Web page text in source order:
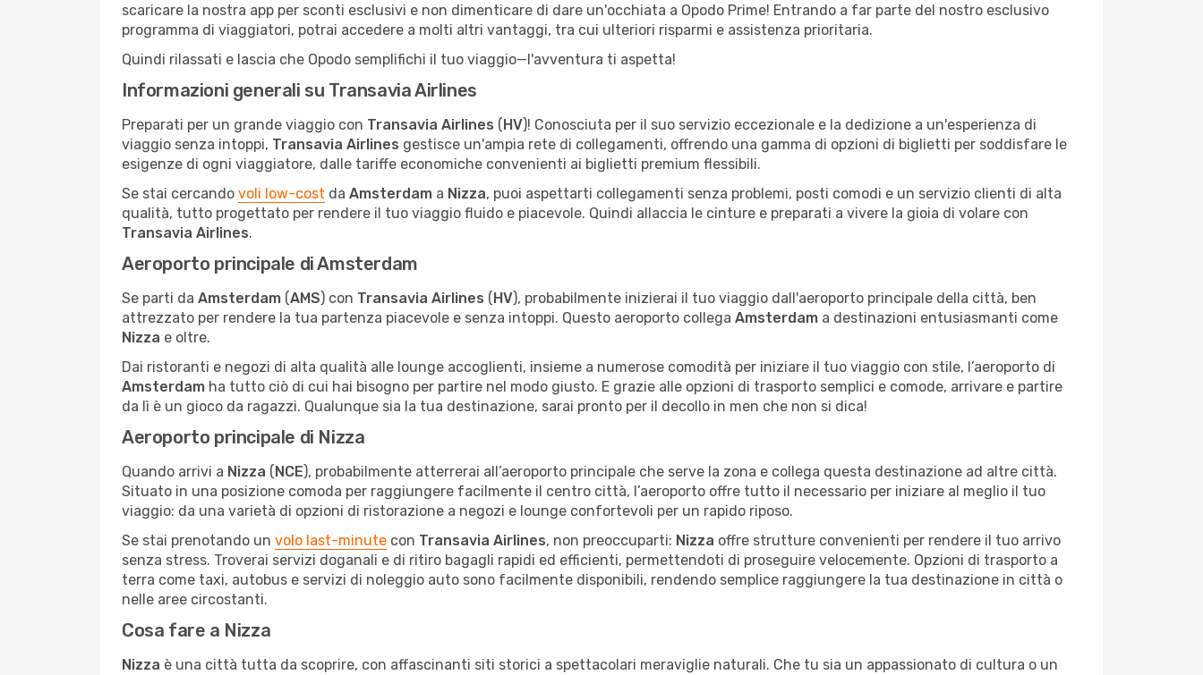
scaricare la nostra app per sconti esclusivi e non dimenticare di dare un'occhiata a Opodo Prime! Entrando a far parte del nostro esclusivo
programma di viaggiatori, potrai accedere a molti altri vantaggi, tra cui ulteriori risparmi e assistenza prioritaria.
Quindi rilassati e lascia che Opodo semplifichi il tuo viaggio—l'avventura ti aspetta!
Informazioni generali su Transavia Airlines
Preparati per un grande viaggio con Transavia Airlines (HV)! Conosciuta per il suo servizio eccezionale e la dedizione a un'esperienza di
viaggio senza intoppi, Transavia Airlines gestisce un'ampia rete di collegamenti, offrendo una gamma di opzioni di biglietti per soddisfare le
esigenze di ogni viaggiatore, dalle tariffe economiche convenienti ai biglietti premium flessibili.
Se stai cercando voli low-cost da Amsterdam a Nizza, puoi aspettarti collegamenti senza problemi, posti comodi e un servizio clienti di alta
qualità, tutto progettato per rendere il tuo viaggio fluido e piacevole. Quindi allaccia le cinture e preparati a vivere la gioia di volare con
Transavia Airlines.
Aeroporto principale di Amsterdam
Se parti da Amsterdam (AMS) con Transavia Airlines (HV), probabilmente inizierai il tuo viaggio dall'aeroporto principale della città, ben
attrezzato per rendere la tua partenza piacevole e senza intoppi. Questo aeroporto collega Amsterdam a destinazioni entusiasmanti come
Nizza e oltre.
Dai ristoranti e negozi di alta qualità alle lounge accoglienti, insieme a numerose comodità per iniziare il tuo viaggio con stile, l’aeroporto di
Amsterdam ha tutto ciò di cui hai bisogno per partire nel modo giusto. E grazie alle opzioni di trasporto semplici e comode, arrivare e partire
da lì è un gioco da ragazzi. Qualunque sia la tua destinazione, sarai pronto per il decollo in men che non si dica!
Aeroporto principale di Nizza
Quando arrivi a Nizza (NCE), probabilmente atterrerai all’aeroporto principale che serve la zona e collega questa destinazione ad altre città.
Situato in una posizione comoda per raggiungere facilmente il centro città, l’aeroporto offre tutto il necessario per iniziare al meglio il tuo
viaggio: da una varietà di opzioni di ristorazione a negozi e lounge confortevoli per un rapido riposo.
Se stai prenotando un volo last-minute con Transavia Airlines, non preoccuparti: Nizza offre strutture convenienti per rendere il tuo arrivo
senza stress. Troverai servizi doganali e di ritiro bagagli rapidi ed efficienti, permettendoti di proseguire velocemente. Opzioni di trasporto a
terra come taxi, autobus e servizi di noleggio auto sono facilmente disponibili, rendendo semplice raggiungere la tua destinazione in città o
nelle aree circostanti.
Cosa fare a Nizza
Nizza è una città tutta da scoprire, con affascinanti siti storici a spettacolari meraviglie naturali. Che tu sia un appassionato di cultura o un